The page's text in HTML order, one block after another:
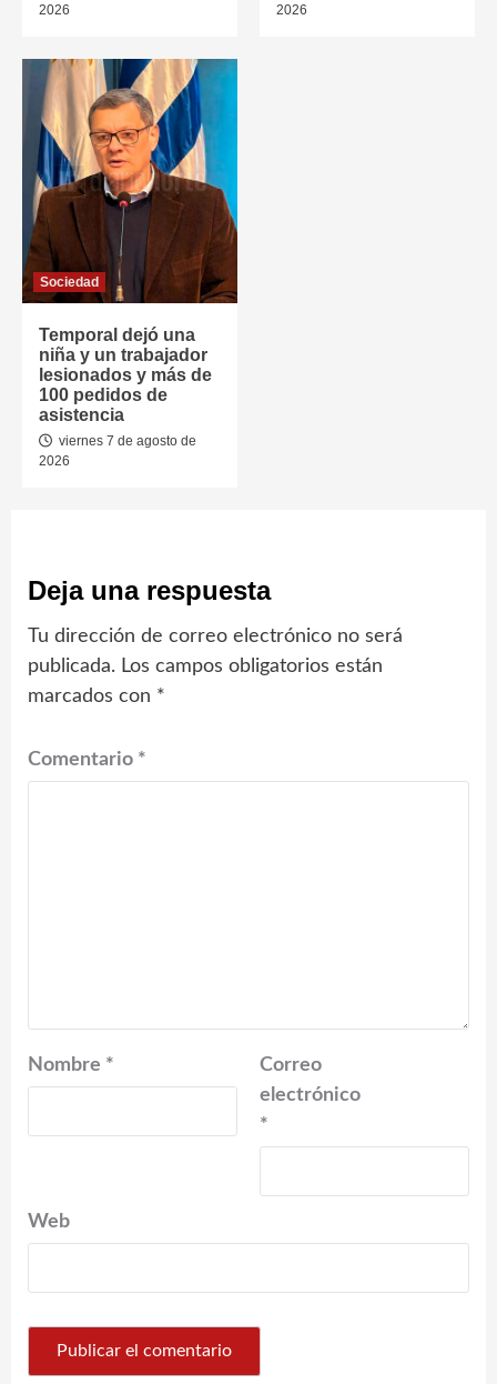
2026
2026
Sociedad
Temporal dejó una
niña y un trabajador
lesionados y más de
100 pedidos de
asistencia
viernes 7 de agosto de
2026
Deja una respuesta
Tu dirección de correo electrónico no será
publicada. Los campos obligatorios están
marcados con *
Comentario *
Nombre *
Correo
electrónico
*
Web